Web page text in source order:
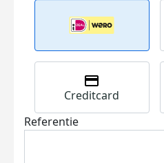
Creditcard
Referentie